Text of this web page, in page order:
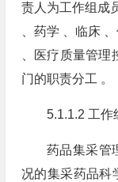
责人为工作组成
、药学 、临床
、医疗质量管
门的职责分工 。
5.1.1.2 工作
药品集采管
况的集采药品科